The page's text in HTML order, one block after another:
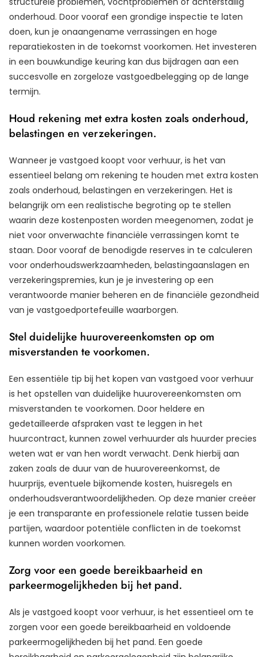
onderhoud. Door vooraf een grondige inspectie te laten
doen, kun je onaangename verrassingen en hoge
reparatiekosten in de toekomst voorkomen. Het investeren
in een bouwkundige keuring kan dus bijdragen aan een
succesvolle en zorgeloze vastgoedbelegging op de lange
termijn.
Houd rekening met extra kosten zoals onderhoud,
belastingen en verzekeringen.
Wanneer je vastgoed koopt voor verhuur, is het van
essentieel belang om rekening te houden met extra kosten
zoals onderhoud, belastingen en verzekeringen. Het is
belangrijk om een realistische begroting op te stellen
waarin deze kostenposten worden meegenomen, zodat je
niet voor onverwachte financiële verrassingen komt te
staan. Door vooraf de benodigde reserves in te calculeren
voor onderhoudswerkzaamheden, belastingaanslagen en
verzekeringspremies, kun je je investering op een
verantwoorde manier beheren en de financiële gezondheid
van je vastgoedportefeuille waarborgen.
Stel duidelijke huurovereenkomsten op om
misverstanden te voorkomen.
Een essentiële tip bij het kopen van vastgoed voor verhuur
is het opstellen van duidelijke huurovereenkomsten om
misverstanden te voorkomen. Door heldere en
gedetailleerde afspraken vast te leggen in het
huurcontract, kunnen zowel verhuurder als huurder precies
weten wat er van hen wordt verwacht. Denk hierbij aan
zaken zoals de duur van de huurovereenkomst, de
huurprijs, eventuele bijkomende kosten, huisregels en
onderhoudsverantwoordelijkheden. Op deze manier creëer
je een transparante en professionele relatie tussen beide
partijen, waardoor potentiële conflicten in de toekomst
kunnen worden voorkomen.
Zorg voor een goede bereikbaarheid en
parkeermogelijkheden bij het pand.
Als je vastgoed koopt voor verhuur, is het essentieel om te
zorgen voor een goede bereikbaarheid en voldoende
parkeermogelijkheden bij het pand. Een goede